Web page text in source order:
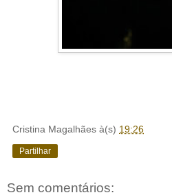
Cristina Magalhães à(s) 19:26
Partilhar
Sem comentários: